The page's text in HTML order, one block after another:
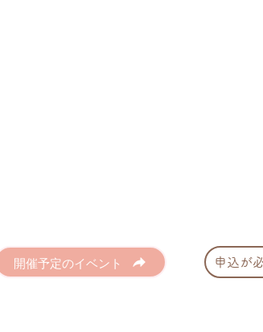
開催予定のイベント 申込が